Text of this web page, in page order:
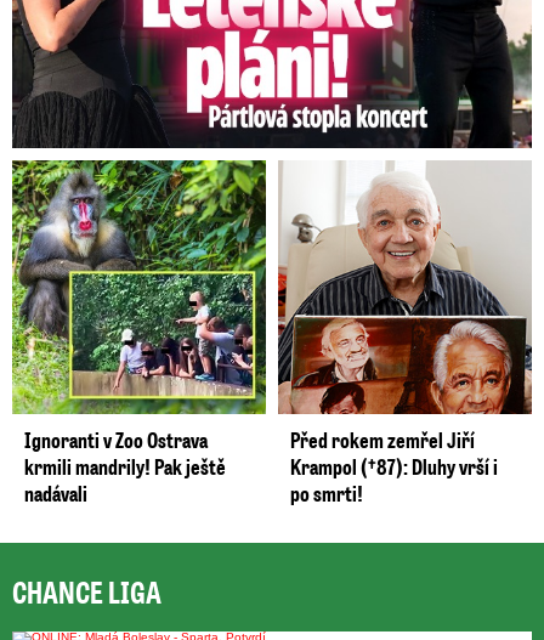
Ignoranti v Zoo Ostrava
krmili mandrily! Pak ještě
nadávali
Před rokem zemřel Jiří
Krampol (†87): Dluhy vrší i
po smrti!
CHANCE LIGA